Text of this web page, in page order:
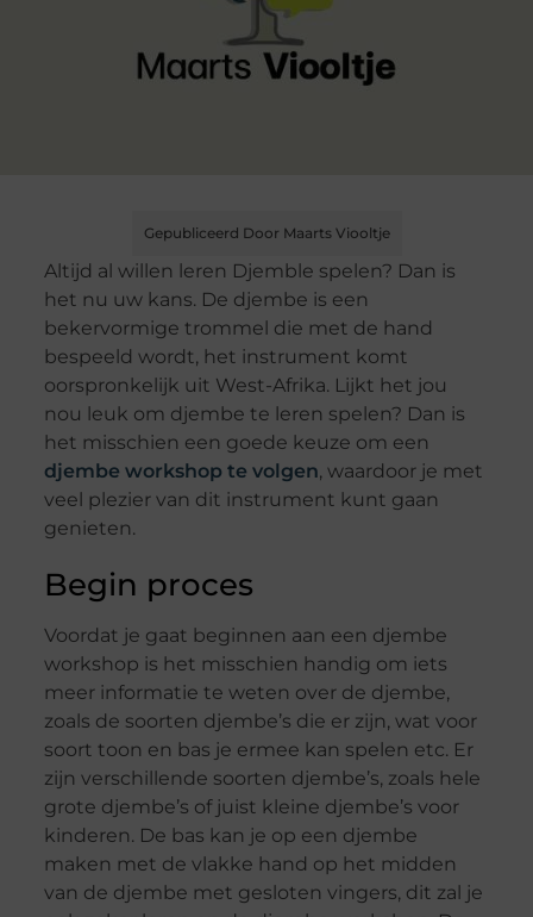
Gepubliceerd Door Maarts Viooltje
Altijd al willen leren Djemble spelen? Dan is
het nu uw kans. De djembe is een
bekervormige trommel die met de hand
bespeeld wordt, het instrument komt
oorspronkelijk uit West-Afrika. Lijkt het jou
nou leuk om djembe te leren spelen? Dan is
het misschien een goede keuze om een
djembe workshop te volgen, waardoor je met
veel plezier van dit instrument kunt gaan
genieten.
Begin proces
Voordat je gaat beginnen aan een djembe
workshop is het misschien handig om iets
meer informatie te weten over de djembe,
zoals de soorten djembe’s die er zijn, wat voor
soort toon en bas je ermee kan spelen etc. Er
zijn verschillende soorten djembe’s, zoals hele
grote djembe’s of juist kleine djembe’s voor
kinderen. De bas kan je op een djembe
maken met de vlakke hand op het midden
van de djembe met gesloten vingers, dit zal je